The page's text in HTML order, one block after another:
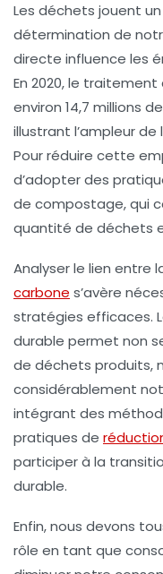
Les déchets jouent
détermination de
directe influence les
En 2020, le
environ 14,7 millions
illustrant l’ampleur de
Pour réduire cette
d’adopter des
de compostage, qui
quantité de déchets
Analyser le lien entre
carbone s’avère
stratégies efficaces.
durable permet non
de déchets produits,
considérablement
intégrant des
pratiques de
participer à la
durable.
Enfin, nous devons
rôle en tant que